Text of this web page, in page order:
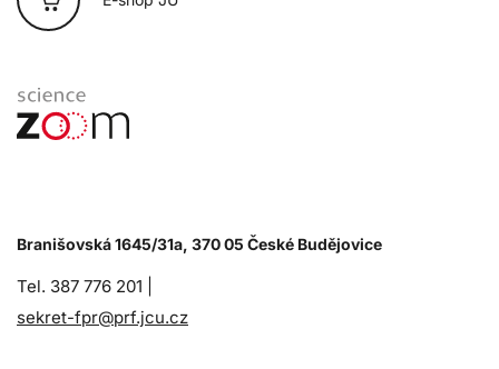
Branišovská 1645/31a, 370 05 České Budějovice
Tel. 387 776 201 |
sekret-fpr@prf.jcu.cz